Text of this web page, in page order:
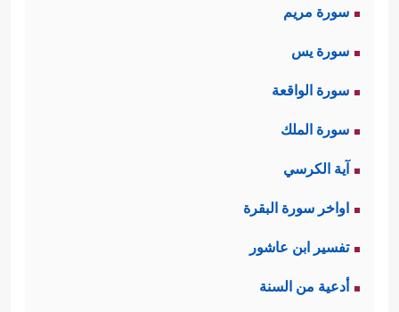
سورة مريم
سورة يس
سورة الواقعة
سورة الملك
آية الكرسي
اواخر سورة البقرة
تفسير ابن عاشور
أدعية من السنة